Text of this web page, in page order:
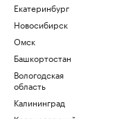
Екатеринбург
Новосибирск
Омск
Башкортостан
Вологодская
область
Калининград